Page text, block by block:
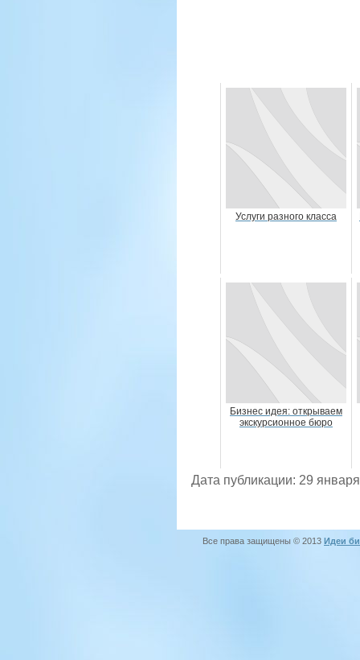
Услуги разного класса
Бизнес идея: открываем
экскурсионное бюро
Дата публикации: 29
Все права защищены © 2013 Идеи